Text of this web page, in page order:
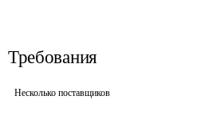
Требования
Несколько поставщиков